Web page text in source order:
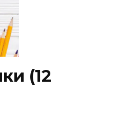
(12